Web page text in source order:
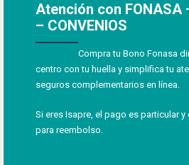
Atención con FONASA
– CONVENIOS
Compra tu Bono Fonasa
centro con tu huella y simplifica tu
seguros complementarios en línea.
Si eres Isapre, el pago es particular
para reembolso.